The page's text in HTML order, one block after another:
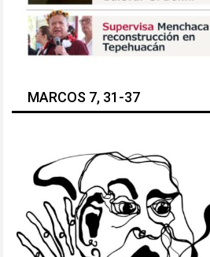
MARCOS 7, 31-37